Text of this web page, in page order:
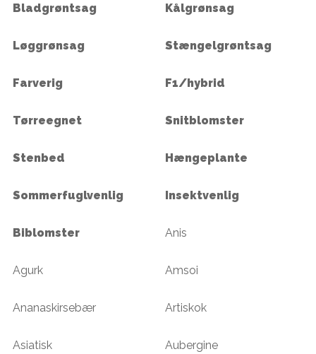
Bladgrøntsag Kålgrønsag
Løggrønsag Stængelgrøntsag
Farverig F1/hybrid
Tørreegnet Snitblomster
Stenbed Hængeplante
Sommerfuglvenlig Insektvenlig
Biblomster Anis
Agurk Amsoi
Ananaskirsebær Artiskok
Asiatisk Aubergine